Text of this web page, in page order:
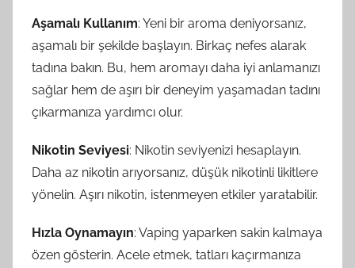
Aşamalı Kullanım: Yeni bir aroma deniyorsanız,
aşamalı bir şekilde başlayın. Birkaç nefes alarak
tadına bakın. Bu, hem aromayı daha iyi anlamanızı
sağlar hem de aşırı bir deneyim yaşamadan tadını
çıkarmanıza yardımcı olur.
Nikotin Seviyesi: Nikotin seviyenizi hesaplayın.
Daha az nikotin arıyorsanız, düşük nikotinli likitlere
yönelin. Aşırı nikotin, istenmeyen etkiler yaratabilir.
Hızla Oynamayın: Vaping yaparken sakin kalmaya
özen gösterin. Acele etmek, tatları kaçırmanıza